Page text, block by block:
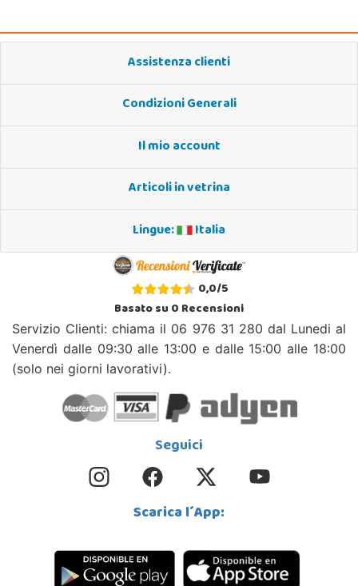
Assistenza clienti
Condizioni Generali
Il mio account
Articoli in vetrina
Lingue:
Italia
0,0/5
Basato su0Recensioni
Servizio Clienti: chiama il 06 976 31 280 dal Lunedi al
Venerdì dalle 09:30 alle 13:00 e dalle 15:00 alle 18:00
(solo nei giorni lavorativi).
Seguici
Scarica l´App: